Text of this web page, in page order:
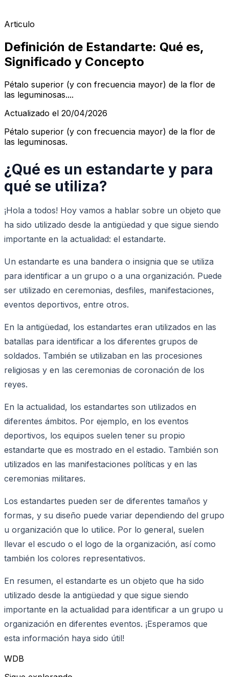
Articulo
Definición de Estandarte: Qué es,
Significado y Concepto
Pétalo superior (y con frecuencia mayor) de la flor de
las leguminosas....
Actualizado el 20/04/2026
Pétalo superior (y con frecuencia mayor) de la flor de
las leguminosas.
¿Qué es un estandarte y para
qué se utiliza?
¡Hola a todos! Hoy vamos a hablar sobre un objeto que
ha sido utilizado desde la antigüedad y que sigue siendo
importante en la actualidad: el estandarte.
Un estandarte es una bandera o insignia que se utiliza
para identificar a un grupo o a una organización. Puede
ser utilizado en ceremonias, desfiles, manifestaciones,
eventos deportivos, entre otros.
En la antigüedad, los estandartes eran utilizados en las
batallas para identificar a los diferentes grupos de
soldados. También se utilizaban en las procesiones
religiosas y en las ceremonias de coronación de los
reyes.
En la actualidad, los estandartes son utilizados en
diferentes ámbitos. Por ejemplo, en los eventos
deportivos, los equipos suelen tener su propio
estandarte que es mostrado en el estadio. También son
utilizados en las manifestaciones políticas y en las
ceremonias militares.
Los estandartes pueden ser de diferentes tamaños y
formas, y su diseño puede variar dependiendo del grupo
u organización que lo utilice. Por lo general, suelen
llevar el escudo o el logo de la organización, así como
también los colores representativos.
En resumen, el estandarte es un objeto que ha sido
utilizado desde la antigüedad y que sigue siendo
importante en la actualidad para identificar a un grupo u
organización en diferentes eventos. ¡Esperamos que
esta información haya sido útil!
WDB